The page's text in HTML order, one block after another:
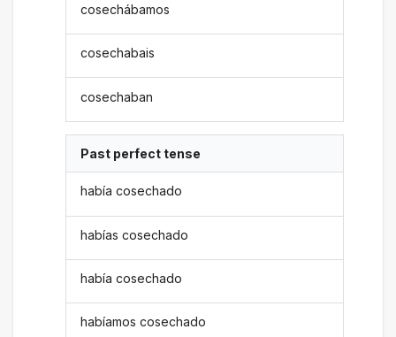
cosechábamos
cosechabais
cosechaban
Past perfect tense
había cosechado
habías cosechado
había cosechado
habíamos cosechado